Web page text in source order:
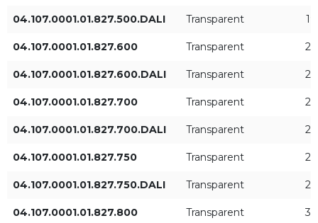
935
38°
04.107.0001.01.827.500.DALI Transparent 19
04.107.0001.01.827.600 Transparent 23
04.107.0001.01.827.600.DALI Transparent 23
04.107.0001.01.827.700 Transparent 27
04.107.0001.01.827.700.DALI Transparent 27
04.107.0001.01.827.750 Transparent 29
04.107.0001.01.827.750.DALI Transparent 29
04.107.0001.01.827.800 Transparent 32